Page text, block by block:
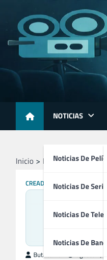
content
NOTICIAS
Noticias De
Noticias De Series
Noticias De
Noticias De
Inicio Profesionales
CREADORES DIRECTORES
ButacaMax